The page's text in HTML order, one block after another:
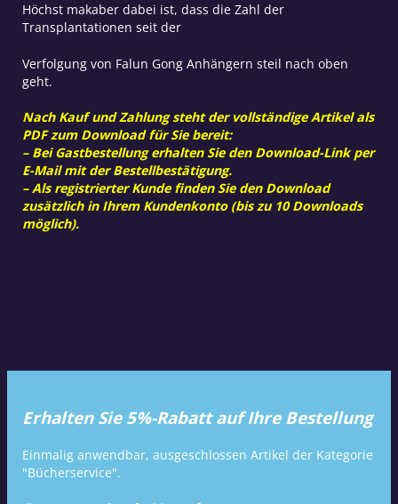
Höchst makaber dabei ist, dass die Zahl der
Transplantationen seit der
Verfolgung von Falun Gong Anhängern steil nach oben
geht.
Nach Kauf und Zahlung steht der vollständige Artikel als
PDF zum Download für Sie bereit:
– Bei Gastbestellung erhalten Sie den Download-Link per
E-Mail mit der Bestellbestätigung.
– Als registrierter Kunde finden Sie den Download
zusätzlich in Ihrem Kundenkonto (bis zu 10 Downloads
möglich).
Erhalten Sie 5%-Rabatt auf Ihre Bestellung
Einmalig anwendbar, ausgeschlossen Artikel der Kategorie
"Bücherservice".